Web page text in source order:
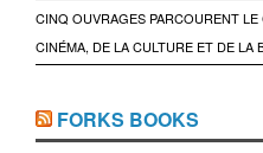
CINQ OUVRAGES PARCOURENT
CINÉMA, DE LA CULTURE ET DE LA
FORKS BOOKS